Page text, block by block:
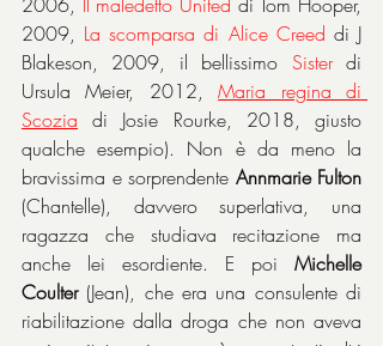
2009, La scomparsa di Alice Creed di J
Blakeson, 2009, il bellissimo Sister di
Ursula Meier, 2012, Maria regina di
Scozia
di Josie Rourke, 2018, giusto
qualche esempio). Non è da meno la
bravissima e sorprendente Annmarie Fulton
(Chantelle), davvero superlativa, una
ragazza che studiava recitazione ma
anche lei esordiente. E poi Michelle
Coulter (Jean), che era una consulente di
riabilitazione dalla droga che non aveva